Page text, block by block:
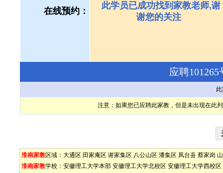
在线预约：
此学员已成功找到家教老师,谢
谢您的关注
应聘
注意：如果您已应聘此家教，但是未出现在此
淮南家教区域： 大通区 田家庵区 谢家集区 八公山区 潘集区 凤台县 蔡家岗
淮南家教学校： 安徽理工大学本部 安徽理工大学北校区 安徽理工大学西校区